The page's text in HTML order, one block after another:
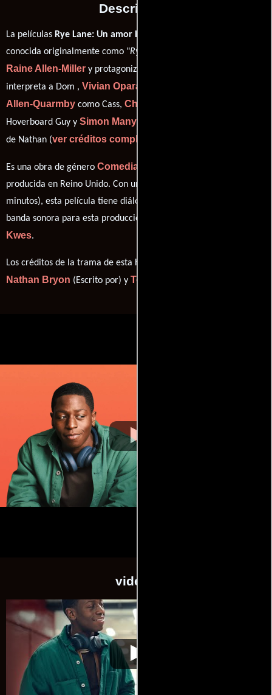
Descripción
La películas Rye Lane: Un amor inesperado
conocida originalmente como "Rye Lane
Raine Allen-Miller y protagonizada por
interpreta a Dom , Vivian Oparah
Allen-Quarmby como Cass, Charlie Knight
Hoverboard Guy y Simon Manyonda
de Nathan (ver créditos completos
Es una obra de género Comedia
producida en Reino Unido. Con una duración de 1h 22m (82
minutos), esta película tiene diálogos originales en
banda sonora para esta producción ha sido compuesta por
Kwes.
Los créditos de la trama de esta historia están divididos entre
Nathan Bryon (Escrito por) y Tom Melia
videos
Rye Lane: Un amor
inesperado
Video de la película Rye Lane: Un
amor inesperado